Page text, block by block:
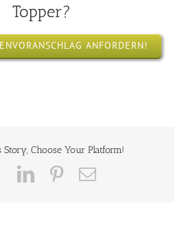
Topper?
ANFORDERN!
Story, Choose Your Platform!
Facebook
LinkedInPinterest
E-